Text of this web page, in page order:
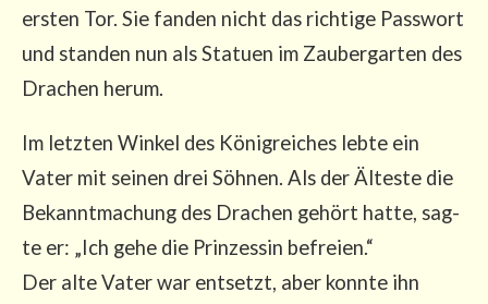
ers­ten Tor. Sie fan­den nicht das rich­ti­ge Pass­wort
und stan­den nun als Sta­tu­en im Zau­ber­gar­ten des
Dra­chen herum.
Im letz­ten Win­kel des König­rei­ches leb­te ein
Vater mit sei­nen drei Söh­nen. Als der Ältes­te die
Bekannt­ma­chung des Dra­chen gehört hat­te, sag­
te er: „Ich gehe die Prin­zes­sin befrei­en.“
Der alte Vater war ent­setzt, aber konn­te ihn